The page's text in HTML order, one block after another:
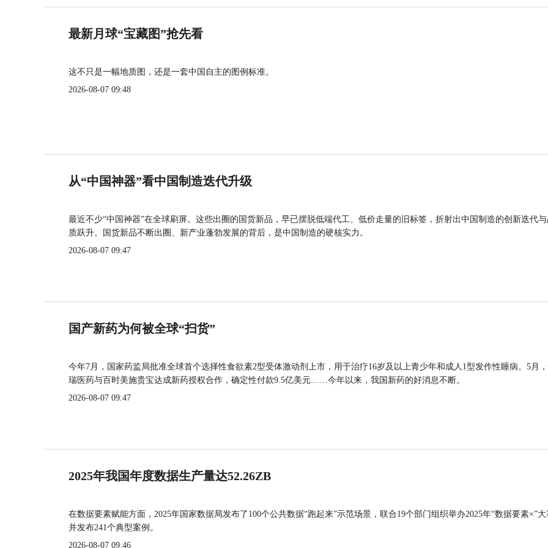
最新月球“宝藏图”抢先看
这不只是一幅地质图，还是一套中国自主的图例标准。
2026-08-07 09:48
从“中国神器”看中国制造迭代升级
最近不少“中国神器”在全球刷屏。这些出圈的国货新品，早已摆脱低端代工、低价走量的旧标签，折射出中国制造的创新迭代
质跃升。国货新品不断出圈、新产业蓬勃发展的背后，是中国制造的硬核实力。
2026-08-07 09:47
国产新药为何被全球“扫货”
今年7月，国家药监局批准全球首个选择性食欲素2型受体激动剂上市，用于治疗16岁及以上青少年和成人1型发作性睡病。5月
瑞医药与百时美施贵宝达成新药授权合作，确定性付款9.5亿美元……今年以来，我国新药的好消息不断。
2026-08-07 09:47
2025年我国年度数据生产量达52.26ZB
在数据要素赋能方面，2025年国家数据局发布了100个公共数据“跑起来”示范场景，联合19个部门组织举办2025年“数据要素×”大
并发布241个典型案例。
2026-08-07 09:46